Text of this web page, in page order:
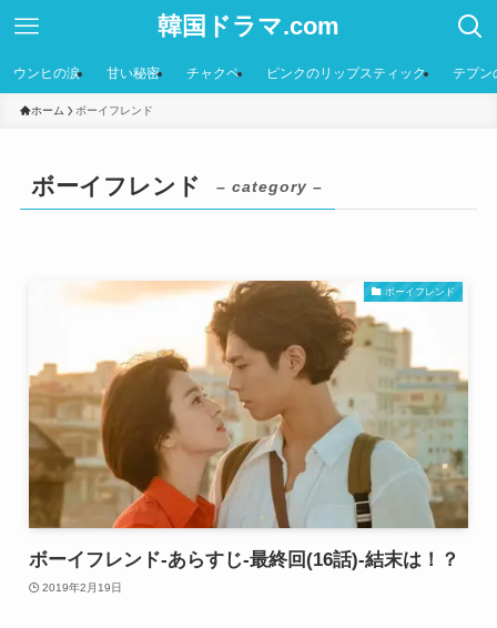
韓国ドラマ.com
ウンヒの涙 甘い秘密 チャクペ ピンクのリップスティック テプン
ホーム ボーイフレンド
ボーイフレンド – category –
ボーイフレンド
ボーイフレンド-あらすじ-最終回(16話)-結末は！？
2019年2月19日